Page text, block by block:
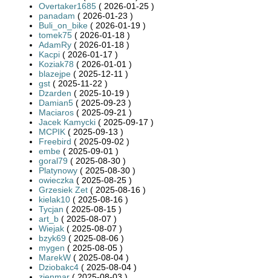
Overtaker1685 ( 2026-01-25 )
panadam ( 2026-01-23 )
Buli_on_bike ( 2026-01-19 )
tomek75 ( 2026-01-18 )
AdamRy ( 2026-01-18 )
Kacpi ( 2026-01-17 )
Koziak78 ( 2026-01-01 )
blazejpe ( 2025-12-11 )
gst ( 2025-11-22 )
Dzarden ( 2025-10-19 )
Damian5 ( 2025-09-23 )
Maciaros ( 2025-09-21 )
Jacek Kamycki ( 2025-09-17 )
MCPIK ( 2025-09-13 )
Freebird ( 2025-09-02 )
embe ( 2025-09-01 )
goral79 ( 2025-08-30 )
Platynowy ( 2025-08-30 )
owieczka ( 2025-08-25 )
Grzesiek Zet ( 2025-08-16 )
kielak10 ( 2025-08-16 )
Tycjan ( 2025-08-15 )
art_b ( 2025-08-07 )
Wiejak ( 2025-08-07 )
bzyk69 ( 2025-08-06 )
mygen ( 2025-08-05 )
MarekW ( 2025-08-04 )
Dziobakc4 ( 2025-08-04 )